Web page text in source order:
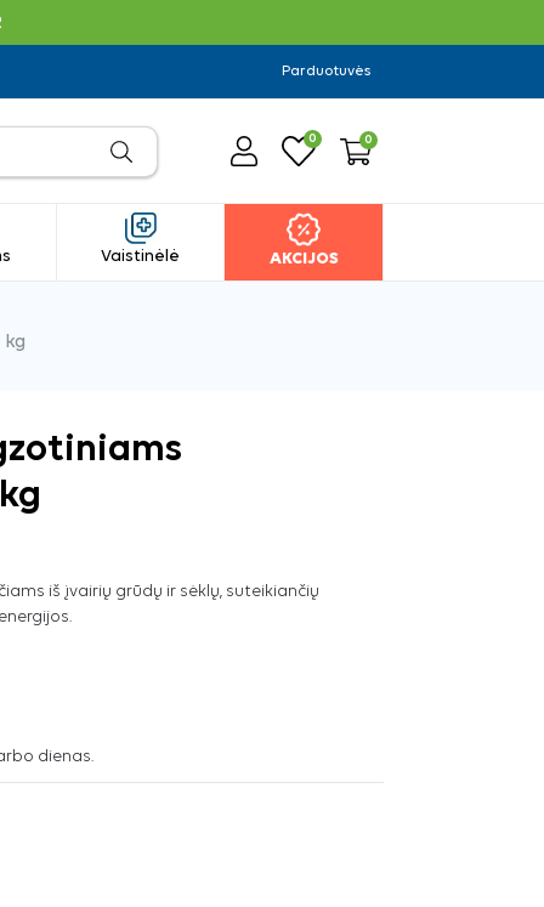
Parduotuvės
0 0
Vaistinėlė AKCIJOS
kg
iš įvairių grūdų ir sėklų, suteikiančių
dienas.